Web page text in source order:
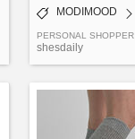
MODIMOOD
PERSONAL SHOPPER
shesdaily